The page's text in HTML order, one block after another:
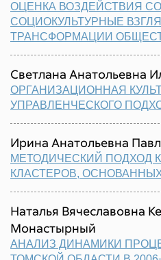
ОЦЕНКА ВОЗДЕЙСТВИЯ
СОЦИОКУЛЬТУРНЫЕ
ТРАНСФОРМАЦИИ
Светлана Анатольевна
ОРГАНИЗАЦИОННАЯ
УПРАВЛЕНЧЕСКОГО
Ирина Анатольевна
МЕТОДИЧЕСКИЙ ПОДХОД
КЛАСТЕРОВ,
Наталья Вячеславовна
Монастырный
АНАЛИЗ ДИНАМИКИ